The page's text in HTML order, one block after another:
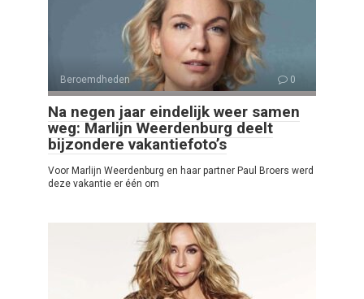
Beroemdheden 0
Na negen jaar eindelijk weer samen
weg: Marlijn Weerdenburg deelt
bijzondere vakantiefoto’s
Voor Marlijn Weerdenburg en haar partner Paul Broers werd
deze vakantie er één om